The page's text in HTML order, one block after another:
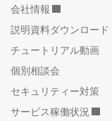
会社情報
説明資料ダウンロード
チュートリアル動画
個別相談会
セキュリティー対策
サービス稼働状況